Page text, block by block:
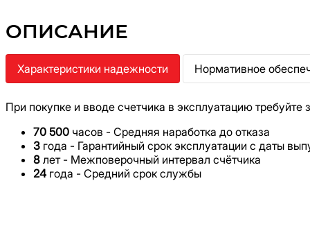
ОПИСАНИЕ
Характеристики надежности Нормативное
При покупке и вводе счетчика в эксплуатацию требуйте
70 500 часов - Средняя наработка до отказа
3 года - Гарантийный срок эксплуатации с даты
8 лет - Межповерочный интервал счётчика
24 года - Средний срок службы